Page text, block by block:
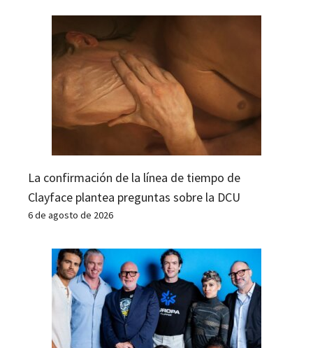
La confirmación de la línea de tiempo de
Clayface plantea preguntas sobre la DCU
6 de agosto de 2026